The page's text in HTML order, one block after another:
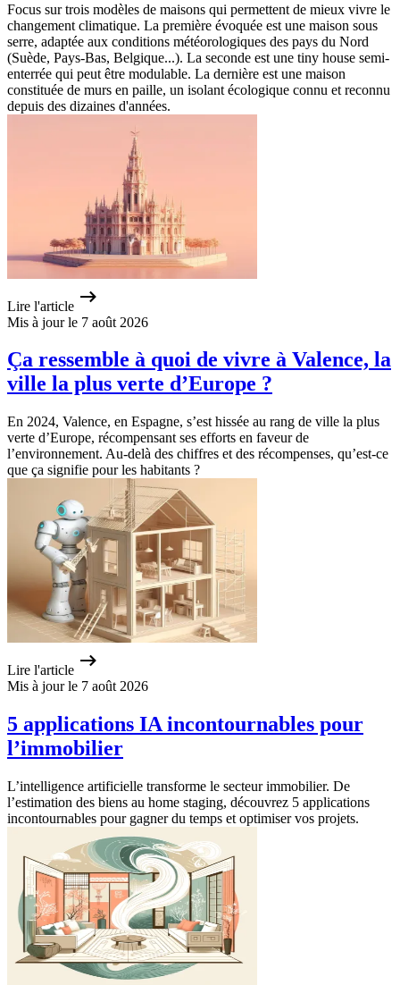
Focus sur trois modèles de maisons qui permettent de mieux vivre le
changement climatique. La première évoquée est une maison sous
serre, adaptée aux conditions météorologiques des pays du Nord
(Suède, Pays-Bas, Belgique...). La seconde est une tiny house semi-
enterrée qui peut être modulable. La dernière est une maison
constituée de murs en paille, un isolant écologique connu et reconnu
depuis des dizaines d'années.
Lire l'article
Mis à jour le 7 août 2026
Ça ressemble à quoi de vivre à Valence, la
ville la plus verte d’Europe ?
En 2024, Valence, en Espagne, s’est hissée au rang de ville la plus
verte d’Europe, récompensant ses efforts en faveur de
l’environnement. Au-delà des chiffres et des récompenses, qu’est-ce
que ça signifie pour les habitants ?
Lire l'article
Mis à jour le 7 août 2026
5 applications IA incontournables pour
l’immobilier
L’intelligence artificielle transforme le secteur immobilier. De
l’estimation des biens au home staging, découvrez 5 applications
incontournables pour gagner du temps et optimiser vos projets.